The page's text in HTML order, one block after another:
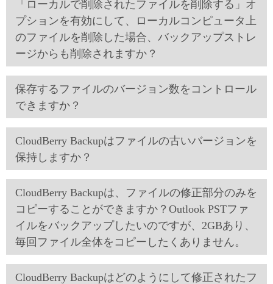
「ローカルで削除されたファイルを削除する」オ
プションを有効にして、ローカルコンピュータ上
のファイルを削除した場合、バックアップストレ
ージからも削除されますか？
保存するファイルのバージョン数をコントロール
できますか？
CloudBerry Backupはファイルの古いバージョンを
保持しますか？
CloudBerry Backupは、ファイルの修正部分のみを
コピーすることができますか？Outlook PSTファ
イルをバックアップしたいのですが、2GBあり、
毎回ファイル全体をコピーしたくありません。
CloudBerry Backupはどのようにして修正されたフ